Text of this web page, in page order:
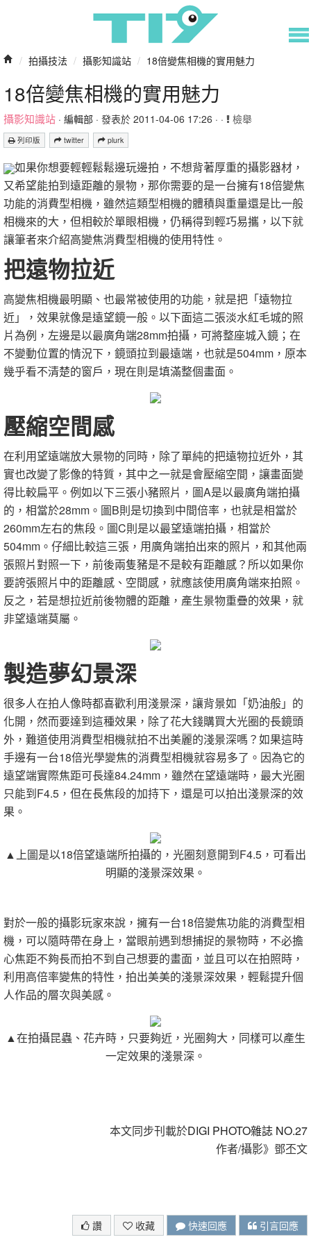
/ 拍攝技法 / 攝影知識站 / 18倍變焦相機的實用魅力
18倍變焦相機的實用魅力
攝影知識站 · 編輯部 · 發表於 2011-04-06 17:26 · · 檢舉
列印版 twitter plurk
如果你想要輕輕鬆鬆邊玩邊拍，不想背著厚重的攝影器材，
又希望能拍到遠距離的景物，那你需要的是一台擁有18倍變焦
功能的消費型相機，雖然這類型相機的體積與重量還是比一般
相機來的大，但相較於單眼相機，仍稱得到輕巧易攜，以下就
讓筆者來介紹高變焦消費型相機的使用特性。
把遠物拉近
高變焦相機最明顯、也最常被使用的功能，就是把「遠物拉
近」，效果就像是遠望鏡一般。以下面這二張淡水紅毛城的照
片為例，左邊是以最廣角端28mm拍攝，可將整座城入鏡；在
不變動位置的情況下，鏡頭拉到最遠端，也就是504mm，原本
幾乎看不清楚的窗戶，現在則是填滿整個畫面。
壓縮空間感
在利用望遠端放大景物的同時，除了單純的把遠物拉近外，其
實也改變了影像的特質，其中之一就是會壓縮空間，讓畫面變
得比較扁平。例如以下三張小豬照片，圖A是以最廣角端拍攝
的，相當於28mm。圖B則是切換到中間倍率，也就是相當於
260mm左右的焦段。圖C則是以最望遠端拍攝，相當於
504mm。仔細比較這三張，用廣角端拍出來的照片，和其他兩
張照片對照一下，前後兩隻豬是不是較有距離感？所以如果你
要誇張照片中的距離感、空間感，就應該使用廣角端來拍照。
反之，若是想拉近前後物體的距離，產生景物重疊的效果，就
非望遠端莫屬。
製造夢幻景深
很多人在拍人像時都喜歡利用淺景深，讓背景如「奶油般」的
化開，然而要達到這種效果，除了花大錢購買大光圈的長鏡頭
外，難道使用消費型相機就拍不出美麗的淺景深嗎？如果這時
手邊有一台18倍光學變焦的消費型相機就容易多了。因為它的
遠望端實際焦距可長達84.24mm，雖然在望遠端時，最大光圈
只能到F4.5，但在長焦段的加持下，還是可以拍出淺景深的效
果。
▲上圖是以18倍望遠端所拍攝的，光圈刻意開到F4.5，可看出
明顯的淺景深效果。
對於一般的攝影玩家來說，擁有一台18倍變焦功能的消費型相
機，可以隨時帶在身上，當眼前遇到想捕捉的景物時，不必擔
心焦距不夠長而拍不到自己想要的畫面，並且可以在拍照時，
利用高倍率變焦的特性，拍出美美的淺景深效果，輕鬆提升個
人作品的層次與美感。
▲在拍攝昆蟲、花卉時，只要夠近，光圈夠大，同樣可以產生
一定效果的淺景深。
本文同步刊載於DIGI PHOTO雜誌 NO.27
作者/攝影》鄧丕文
讚 收藏 快速回應 引言回應